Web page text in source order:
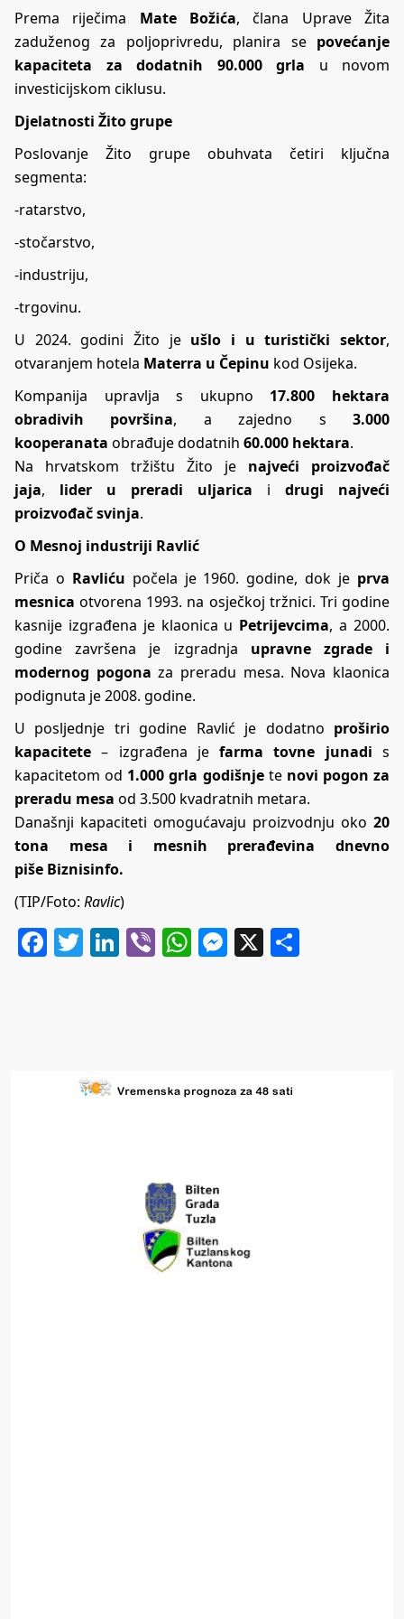
Prema riječima Mate Božića, člana Uprave Žita
zaduženog za poljoprivredu, planira se povećanje
kapaciteta za dodatnih 90.000 grla u novom
investicijskom ciklusu.
Djelatnosti Žito grupe
Poslovanje Žito grupe obuhvata četiri ključna
segmenta:
-ratarstvo,
-stočarstvo,
-industriju,
-trgovinu.
U 2024. godini Žito je ušlo i u turistički sektor,
otvaranjem hotela Materra u Čepinu kod Osijeka.
Kompanija upravlja s ukupno 17.800 hektara
obradivih površina, a zajedno s3.000
kooperanata obrađuje dodatnih 60.000 hektara.
Na hrvatskom tržištu Žito je najveći proizvođač
jaja, lider u preradi uljarica i drugi najveći
proizvođač svinja.
O Mesnoj industriji Ravlić
Priča o Ravliću počela je 1960. godine, dok je prva
mesnica otvorena 1993. na osječkoj tržnici. Tri godine
kasnije izgrađena je klaonica u Petrijevcima, a 2000.
godine završena je izgradnja upravne zgrade i
modernog pogona za preradu mesa. Nova klaonica
podignuta je 2008. godine.
U posljednje tri godine Ravlić je dodatno proširio
kapacitete – izgrađena jefarma tovne junadi s
kapacitetom od 1.000 grla godišnjete novi pogon za
preradu mesa od 3.500 kvadratnih metara.
Današnji kapaciteti omogućavaju proizvodnju oko 20
tona mesa i mesnih prerađevina dnevno
piše Biznisinfo.
(TIP/Foto: Ravlic)
Facebook
Twitter
LinkedIn
ViberWhatsApp
Messenger
X